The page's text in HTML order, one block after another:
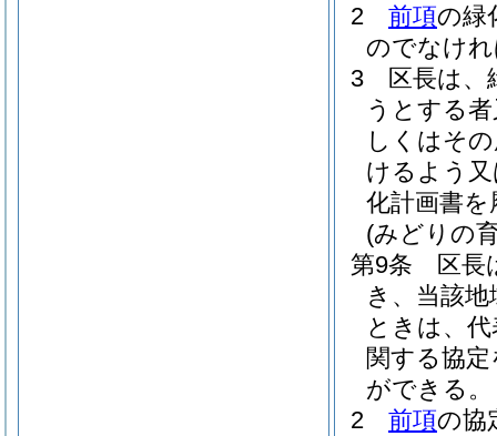
2
前項の緑
のでなけ
3
区長は
うとする
しくはそ
けるよう
化計画書
(みどりの
第9条
区長
き、当該
ときは、
関する協
ができる。
2
前項の協